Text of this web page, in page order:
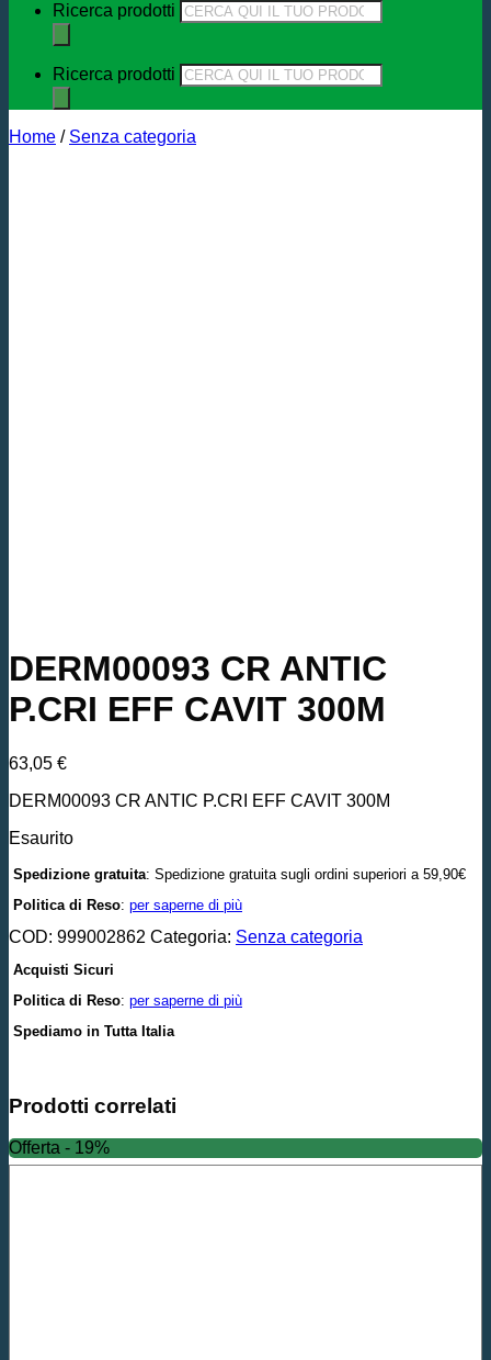
Ricerca prodotti
Ricerca prodotti
Home / Senza categoria
DERM00093 CR ANTIC
P.CRI EFF CAVIT 300M
63,05 €
DERM00093 CR ANTIC P.CRI EFF CAVIT 300M
Esaurito
Spedizione gratuita: Spedizione gratuita sugli ordini superiori a 59,90€
Politica di Reso: per saperne di più
COD: 999002862 Categoria: Senza categoria
Acquisti Sicuri
Politica di Reso: per saperne di più
Spediamo in Tutta Italia
Prodotti correlati
Offerta - 19%